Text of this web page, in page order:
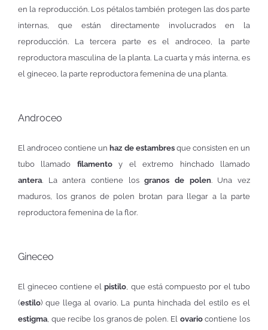
en la reproducción. Los pétalos también protegen las dos parte
internas, que están directamente involucrados en la
reproducción. La tercera parte es el androceo, la parte
reproductora masculina de la planta. La cuarta y más interna, es
el gineceo, la parte reproductora femenina de una planta.
Androceo
El androceo contiene un haz de estambresque consisten en un
tubo llamado filamentoy el extremo hinchado llamado
antera. La antera contiene losgranos de polen. Una vez
maduros, los granos de polen brotan para llegar a la parte
reproductora femenina de la flor.
Gineceo
El gineceo contiene elpistilo, que está compuesto por el tubo
(estilo) que llega al ovario. La punta hinchada del estilo es el
estigma, que recibe los granos de polen. Elovariocontiene los